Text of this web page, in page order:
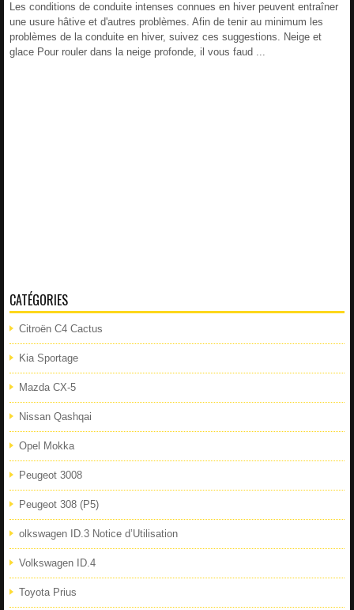
Les conditions de conduite intenses connues en hiver peuvent entraîner
une usure hâtive et d'autres problèmes. Afin de tenir au minimum les
problèmes de la conduite en hiver, suivez ces suggestions. Neige et
glace Pour rouler dans la neige profonde, il vous faud ...
CATÉGORIES
Citroën C4 Cactus
Kia Sportage
Mazda CX-5
Nissan Qashqai
Opel Mokka
Peugeot 3008
Peugeot 308 (P5)
olkswagen ID.3 Notice d’Utilisation
Volkswagen ID.4
Toyota Prius